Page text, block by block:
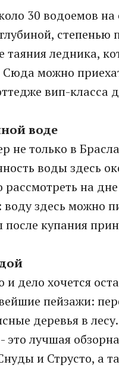
30 водоемов
таяния ледника,
можно
вип-класса
воде
не только в
воды здесь
рассмотреть на
здесь можно
после купания
дело хочется
пейзажи:
деревья в
это лучшая
и Струсто, а